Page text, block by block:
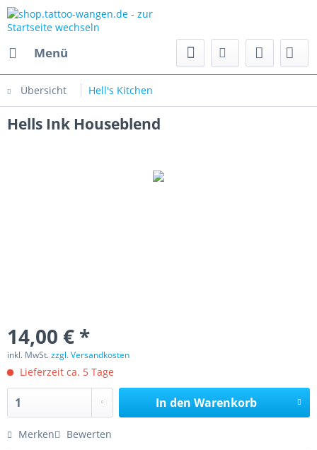
Menü
Übersicht Hell's Kitchen
Hells Ink Houseblend
14,00 € *
inkl. MwSt.zzgl. Versandkosten
Lieferzeit ca. 5 Tage
In den Warenkorb
Merken Bewerten